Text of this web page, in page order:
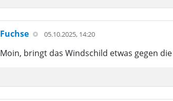
Fuchse 05.10.2025, 14:20
Moin, bringt das Windschild etwas gegen